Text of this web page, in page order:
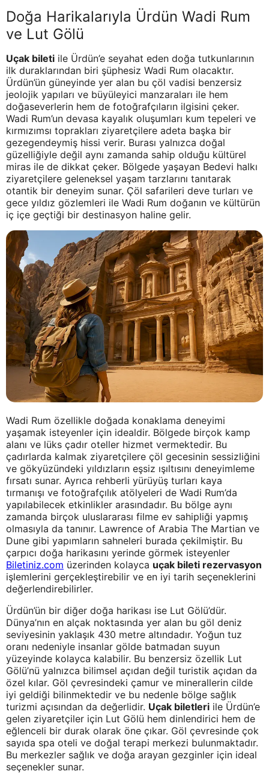
Doğa Harikalarıyla Ürdün Wadi Rum
ve Lut Gölü
Uçak bileti ile Ürdün’e seyahat eden doğa tutkunlarının
ilk duraklarından biri şüphesiz Wadi Rum olacaktır.
Ürdün’ün güneyinde yer alan bu çöl vadisi benzersiz
jeolojik yapıları ve büyüleyici manzaraları ile hem
doğaseverlerin hem de fotoğrafçıların ilgisini çeker.
Wadi Rum’un devasa kayalık oluşumları kum tepeleri ve
kırmızımsı toprakları ziyaretçilere adeta başka bir
gezegendeymiş hissi verir. Burası yalnızca doğal
güzelliğiyle değil aynı zamanda sahip olduğu kültürel
miras ile de dikkat çeker. Bölgede yaşayan Bedevi halkı
ziyaretçilere geleneksel yaşam tarzlarını tanıtarak
otantik bir deneyim sunar. Çöl safarileri deve turları ve
gece yıldız gözlemleri ile Wadi Rum doğanın ve kültürün
iç içe geçtiği bir destinasyon haline gelir.
Wadi Rum özellikle doğada konaklama deneyimi
yaşamak isteyenler için idealdir. Bölgede birçok kamp
alanı ve lüks çadır oteller hizmet vermektedir. Bu
çadırlarda kalmak ziyaretçilere çöl gecesinin sessizliğini
ve gökyüzündeki yıldızların eşsiz ışıltısını deneyimleme
fırsatı sunar. Ayrıca rehberli yürüyüş turları kaya
tırmanışı ve fotoğrafçılık atölyeleri de Wadi Rum’da
yapılabilecek etkinlikler arasındadır. Bu bölge aynı
zamanda birçok uluslararası filme ev sahipliği yapmış
olmasıyla da tanınır. Lawrence of Arabia The Martian ve
Dune gibi yapımların sahneleri burada çekilmiştir. Bu
çarpıcı doğa harikasını yerinde görmek isteyenler
Biletiniz.com üzerinden kolayca uçak bileti rezervasyon
işlemlerini gerçekleştirebilir ve en iyi tarih seçeneklerini
değerlendirebilirler.
Ürdün’ün bir diğer doğa harikası ise Lut Gölü’dür.
Dünya’nın en alçak noktasında yer alan bu göl deniz
seviyesinin yaklaşık 430 metre altındadır. Yoğun tuz
oranı nedeniyle insanlar gölde batmadan suyun
yüzeyinde kolayca kalabilir. Bu benzersiz özellik Lut
Gölü’nü yalnızca bilimsel açıdan değil turistik açıdan da
özel kılar. Göl çevresindeki çamur ve minerallerin cilde
iyi geldiği bilinmektedir ve bu nedenle bölge sağlık
turizmi açısından da değerlidir. Uçak biletleri ile Ürdün’e
gelen ziyaretçiler için Lut Gölü hem dinlendirici hem de
eğlenceli bir durak olarak öne çıkar. Göl çevresinde çok
sayıda spa oteli ve doğal terapi merkezi bulunmaktadır.
Bu merkezler sağlık ve doğa arayan gezginler için ideal
seçenekler sunar.